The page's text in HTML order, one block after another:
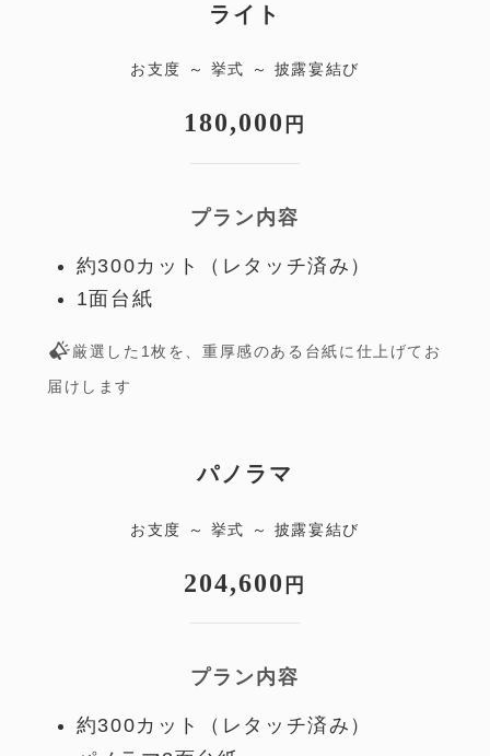
ライト
お支度 ～ 挙式 ～ 披露宴結び
180,000 円
プラン内容
約300カット（レタッチ済み）
1面台紙
厳選した1枚を、重厚感のある台紙に仕上げてお
届けします
パノラマ
お支度 ～ 挙式 ～ 披露宴結び
204,600 円
プラン内容
約300カット（レタッチ済み）